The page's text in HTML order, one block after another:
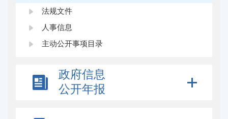
法规文件
人事信息
主动公开事项目录
政府信息
公开年报